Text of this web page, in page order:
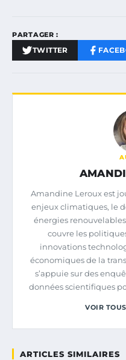
PARTAGER :
TWITTER
Amandine Leroux est
enjeux climatiques, le
énergies
couvre les
innovations
économiques de la
s’appuie sur des
données scientifiques
VOIR
ARTICLES SIMILAIRES